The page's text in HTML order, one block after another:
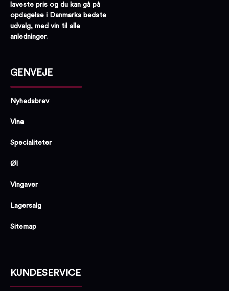
laveste pris og du kan gå på
opdagelse i Danmarks bedste
udvalg, med vin til alle
anledninger.
GENVEJE
Nyhedsbrev
Vine
Specialiteter
Øl
Vingaver
Lagersalg
Sitemap
KUNDESERVICE